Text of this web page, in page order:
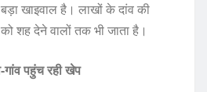
खाइवाल है। लाखों के दांव की
शह देने वालों तक भी जाता है।
गांव पहुंच रही खेप